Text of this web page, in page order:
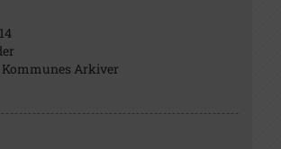
Kommunes Arkiver